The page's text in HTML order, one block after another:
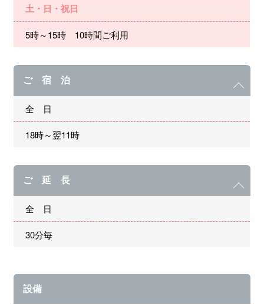
土・日・祝日
5時～15時 10時間ご利用
ご 宿 泊
全 日
18時～翌11時
ご 延 長
全 日
30分毎
設備